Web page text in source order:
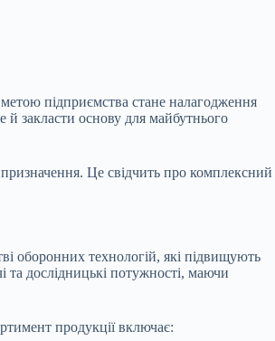
підприємства стане налагодження
закласти основу для майбутнього
Це свідчить про комплексний
оборонних технологій, які підвищують
та дослідницькі потужності, маючи
продукції включає: